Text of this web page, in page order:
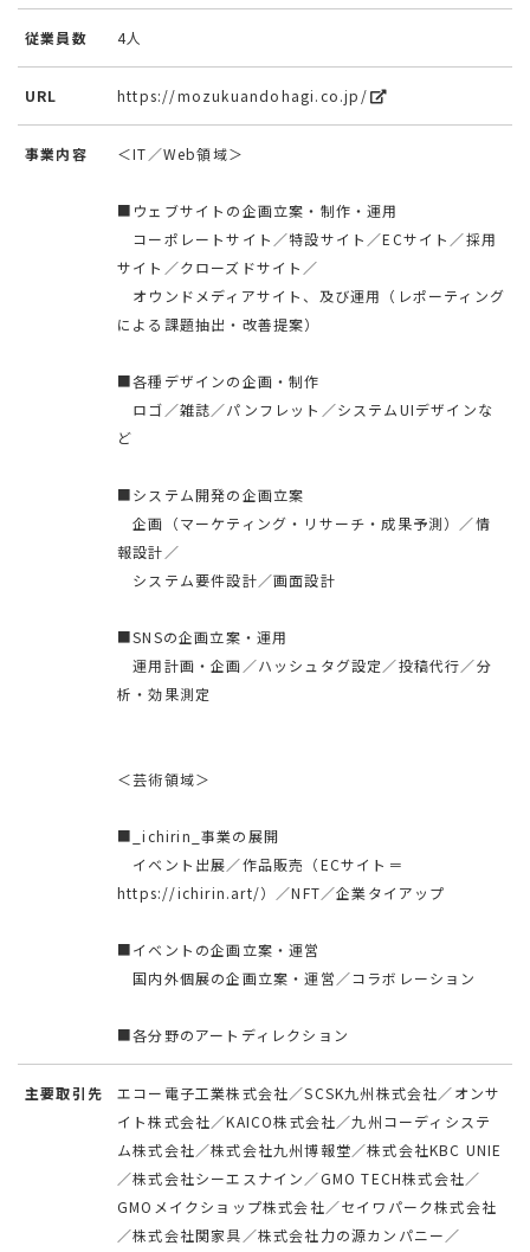
従業員数 4人
URL https://mozukuandohagi.co.jp/
事業内容 ＜IT／Web領域＞
■ウェブサイトの企画立案・制作・運用
コーポレートサイト／特設サイト／ECサイト／採用
サイト／クローズドサイト／
オウンドメディアサイト、及び運用（レポーティング
による課題抽出・改善提案）
■各種デザインの企画・制作
ロゴ／雑誌／パンフレット／システムUIデザインな
ど
■システム開発の企画立案
企画（マーケティング・リサーチ・成果予測）／情
報設計／
システム要件設計／画面設計
■SNSの企画立案・運用
運用計画・企画／ハッシュタグ設定／投稿代行／分
析・効果測定
＜芸術領域＞
■_ichirin_事業の展開
イベント出展／作品販売（ECサイト＝
https://ichirin.art/）／NFT／企業タイアップ
■イベントの企画立案・運営
国内外個展の企画立案・運営／コラボレーション
■各分野のアートディレクション
主要取引先
エコー電子工業株式会社／SCSK九州株式会社／オンサ
イト株式会社／KAICO株式会社／九州コーディシステ
ム株式会社／株式会社九州博報堂／株式会社KBC UNIE
／株式会社シーエスナイン／GMO TECH株式会社／
GMOメイクショップ株式会社／セイワパーク株式会社
／株式会社関家具／株式会社力の源カンパニー／